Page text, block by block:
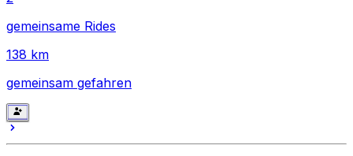
gemeinsame Rides
138 km
gemeinsam gefahren